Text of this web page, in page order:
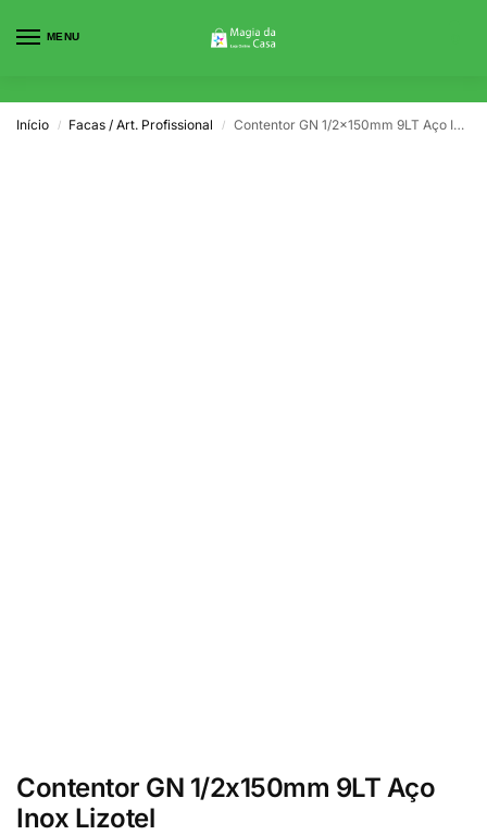
MENU
Início / Facas / Art. Profissional / Contentor GN 1/2x150mm 9LT Aço Inox Lizotel
Contentor GN 1/2x150mm 9LT Aço
Inox Lizotel